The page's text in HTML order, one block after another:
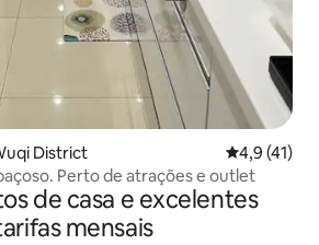
District
4,9 (41)
Perto de atrações e outlet
de casa e excelentes
mensais